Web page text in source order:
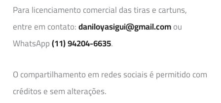
Para licenciamento comercial das tiras e cartuns,
entre em contato:daniloyasigui@gmail.comou
WhatsApp(11) 94204-6635.
O compartilhamento em redes sociais é permitido com
créditos e sem alterações.